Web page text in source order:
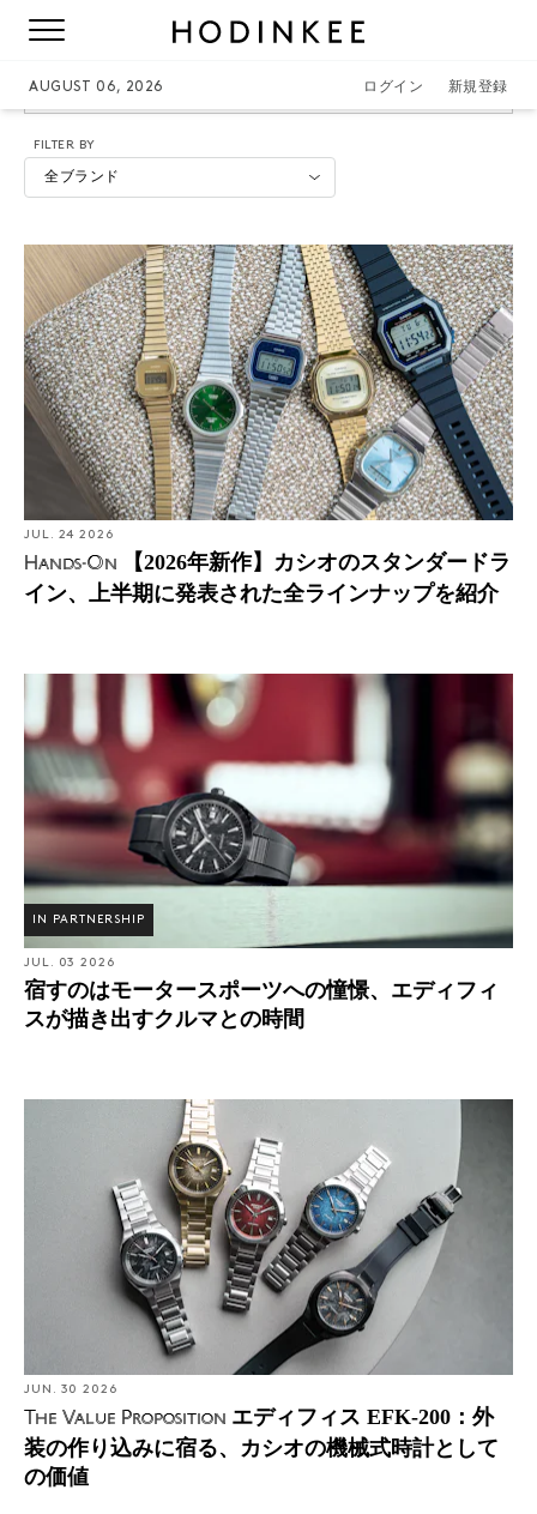
AUGUST 06, 2026 ログイン 新規登録
CASIO
FILTER BY
全ブランド
JUL. 24 2026
Hands-On
【2026年新作】カシオのスタンダードラ
イン、上半期に発表された全ラインナップを紹介
IN PARTNERSHIP
JUL. 03 2026
宿すのはモータースポーツへの憧憬、エディフィ
スが描き出すクルマとの時間
JUN. 30 2026
The Value Proposition エディフィス EFK-200：外
装の作り込みに宿る、カシオの機械式時計として
の価値